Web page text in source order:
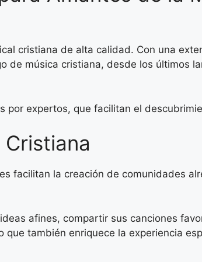
cristiana de alta calidad. Con una
de música cristiana, desde los últimos
expertos, que facilitan el
facilitan la creación de comunidades
afines, compartir sus canciones
también enriquece la experiencia